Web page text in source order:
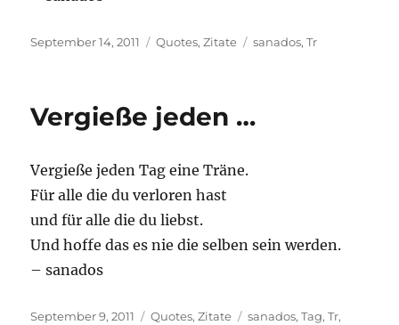
Posted
September 14, 2011 Categories
Quotes,Zitate Tags
sanados,Tr
Vergieße jeden …
Vergieße jeden Tag eine Träne.
Für alle die du verloren hast
und für alle die du liebst.
Und hoffe das es nie die selben sein werden.
– sanados
Posted
September 9, 2011 Categories
Quotes,Zitate Tags
sanados,Tag,Tr,